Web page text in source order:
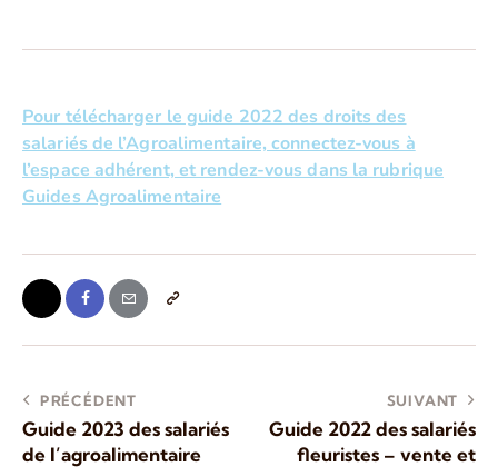
Pour télécharger le guide 2022 des droits des
salariés de l’Agroalimentaire, connectez-vous à
l’espace adhérent, et rendez-vous dans la rubrique
Guides Agroalimentaire
PRÉCÉDENT
Guide 2023 des salariés
de l’agroalimentaire
SUIVANT
Guide 2022 des salariés
fleuristes – vente et